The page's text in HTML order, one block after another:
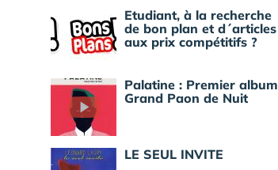
Etudiant, à la recherche
de bon plan et d´articles
aux prix compétitifs ?
Palatine : Premier album
Grand Paon de Nuit
LE SEUL INVITE